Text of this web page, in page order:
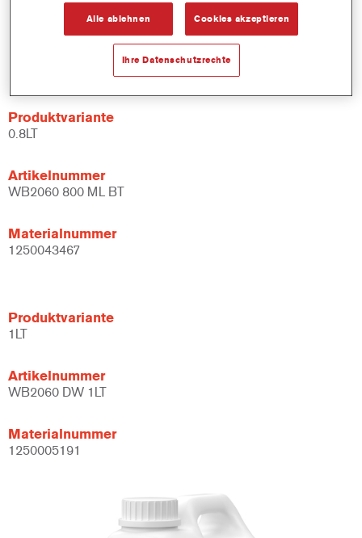
Materialnummer
Produktvariante
0.8LT
Artikelnummer
WB2060 800 ML BT
Materialnummer
1250043467
Produktvariante
1LT
Artikelnummer
WB2060 DW 1LT
Materialnummer
1250005191
Alle ablehnen Cookies akzeptieren
Ihre Datenschutzrechte